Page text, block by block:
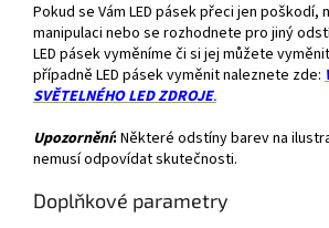
Pokud se Vám LED pásek přeci jen poškodí,
manipulaci nebo se rozhodnete pro jiný
LED pásek vyměníme či si jej můžete
případně LED pásek vyměnit naleznete zde:
SVĚTELNÉHO LED ZDROJE.
Upozornění: Některé odstíny barev na
nemusí odpovídat skutečnosti.
Doplňkové parametry